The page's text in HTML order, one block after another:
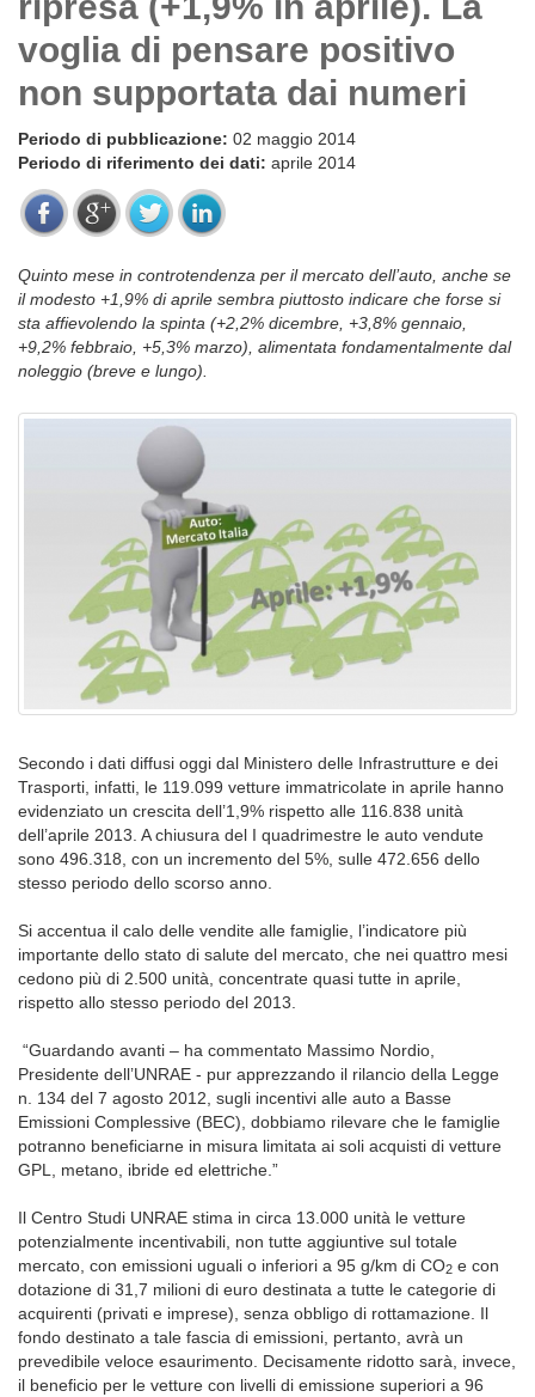
voglia di pensare positivo
non supportata dai numeri
Periodo di pubblicazione: 02 maggio 2014
Periodo di riferimento dei dati: aprile 2014
Quinto mese in controtendenza per il mercato dell’auto, anche se
il modesto +1,9% di aprile sembra piuttosto indicare che forse si
sta affievolendo la spinta (+2,2% dicembre, +3,8% gennaio,
+9,2% febbraio, +5,3% marzo), alimentata fondamentalmente dal
noleggio (breve e lungo).
Secondo i dati diffusi oggi dal Ministero delle Infrastrutture e dei
Trasporti, infatti, le 119.099 vetture immatricolate in aprile hanno
evidenziato un crescita dell’1,9% rispetto alle 116.838 unità
dell’aprile 2013. A chiusura del I quadrimestre le auto vendute
sono 496.318, con un incremento del 5%, sulle 472.656 dello
stesso periodo dello scorso anno.
Si accentua il calo delle vendite alle famiglie, l’indicatore più
importante dello stato di salute del mercato, che nei quattro mesi
cedono più di 2.500 unità, concentrate quasi tutte in aprile,
rispetto allo stesso periodo del 2013.
“Guardando avanti – ha commentato Massimo Nordio,
Presidente dell’UNRAE - pur apprezzando il rilancio della Legge
n. 134 del 7 agosto 2012, sugli incentivi alle auto a Basse
Emissioni Complessive (BEC), dobbiamo rilevare che le famiglie
potranno beneficiarne in misura limitata ai soli acquisti di vetture
GPL, metano, ibride ed elettriche.”
Il Centro Studi UNRAE stima in circa 13.000 unità le vetture
potenzialmente incentivabili, non tutte aggiuntive sul totale
mercato, con emissioni uguali o inferiori a 95 g/km di CO2 e con
dotazione di 31,7 milioni di euro destinata a tutte le categorie di
acquirenti (privati e imprese), senza obbligo di rottamazione. Il
fondo destinato a tale fascia di emissioni, pertanto, avrà un
prevedibile veloce esaurimento. Decisamente ridotto sarà, invece,
il beneficio per le vetture con livelli di emissione superiori a 96